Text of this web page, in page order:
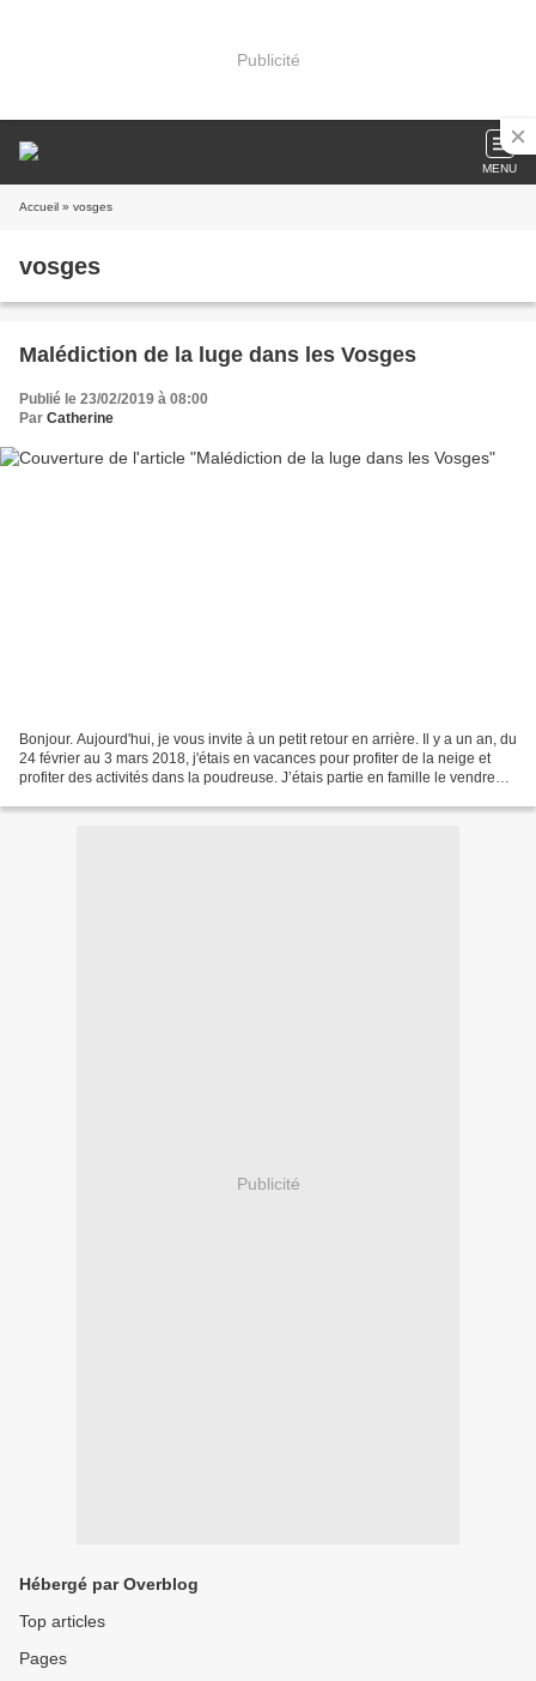
Publicité
MENU
Accueil » vosges
vosges
Malédiction de la luge dans les Vosges
Publié le 23/02/2019 à 08:00
Par Catherine
Bonjour. Aujourd'hui, je vous invite à un petit retour en arrière. Il y a un an, du
24 février au 3 mars 2018, j'étais en vacances pour profiter de la neige et
profiter des activités dans la poudreuse. J’étais partie en famille le vendredi
Publicité
Hébergé par Overblog
Top articles
Pages